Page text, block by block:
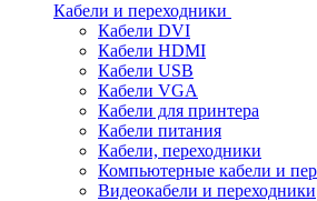
Кабели и переходники
Кабели DVI
Кабели HDMI
Кабели USB
Кабели VGA
Кабели для принтера
Кабели питания
Кабели, переходники
Компьютерные кабели и
Видеокабели и переходники